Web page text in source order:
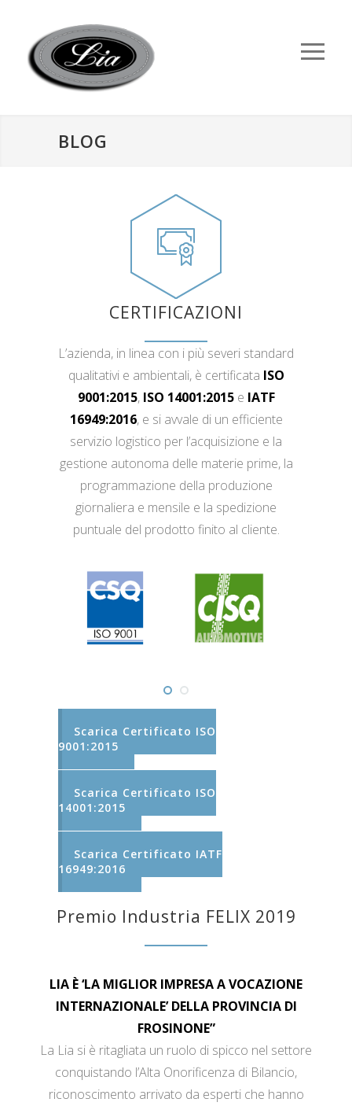
BLOG
CERTIFICAZIONI
L’azienda, in linea con i più severi standard
qualitativi e ambientali, è certificata ISO
9001:2015, ISO 14001:2015e IATF
16949:2016, e si avvale di un efficiente
servizio logistico per l’acquisizione e la
gestione autonoma delle materie prime, la
programmazione della produzione
giornaliera e mensile e la spedizione
puntuale del prodotto finito al cliente.
Scarica Certificato ISO
9001:2015
Scarica Certificato ISO
14001:2015
Scarica Certificato IATF
16949:2016
Premio Industria FELIX 2019
LIA È ‘LA MIGLIOR IMPRESA A VOCAZIONE
INTERNAZIONALE’ DELLA PROVINCIA DI
FROSINONE”
La Lia si è ritagliata un ruolo di spicco nel settore
conquistando l’Alta Onorificenza di Bilancio,
riconoscimento arrivato da esperti che hanno